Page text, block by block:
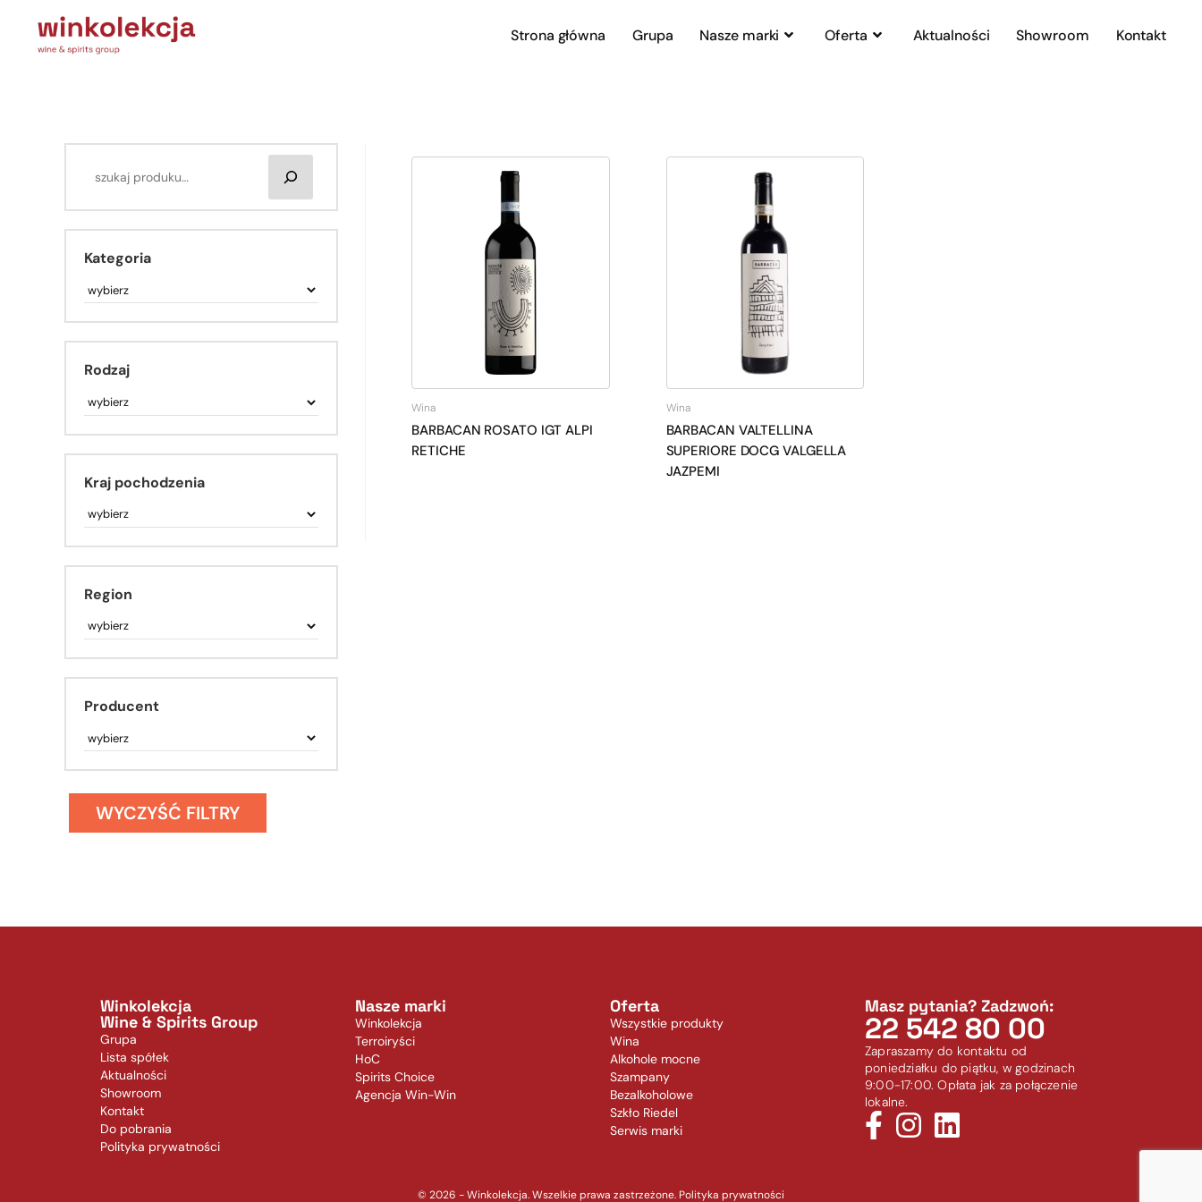
Strona główna Grupa Nasze marki Oferta Aktualności Showroom Kontakt
Wina
BARBACAN ROSATO IGT ALPI
RETICHE
Wina
BARBACAN VALTELLINA
SUPERIORE DOCG VALGELLA
JAZPEMI
Kategoria
Rodzaj
Kraj pochodzenia
Region
Producent
WYCZYŚĆ FILTRY
Winkolekcja
Wine & Spirits Group
Grupa
Lista spółek
Aktualności
Showroom
Kontakt
Do pobrania
Polityka prywatności
Nasze marki
Winkolekcja
Terroiryści
HoC
Spirits Choice
Agencja Win-Win
Oferta
Wszystkie produkty
Wina
Alkohole mocne
Szampany
Bezalkoholowe
Szkło Riedel
Serwis marki
Masz pytania? Zadzwoń:
22 542 80 00
Zapraszamy do kontaktu od
poniedziałku do piątku, w godzinach
9:00-17:00. Opłata jak za połączenie
lokalne.
© 2026 - Winkolekcja. Wszelkie prawa zastrzeżone. Polityka prywatności